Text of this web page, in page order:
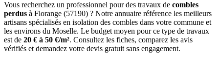
Vous recherchez un professionnel pour des travaux de combles
perdus à Florange (57190) ? Notre annuaire référence les meilleurs
artisans spécialisés en isolation des combles dans votre commune et
les environs du Moselle. Le budget moyen pour ce type de travaux
est de 20 € à 50 €/m². Consultez les fiches, comparez les avis
vérifiés et demandez votre devis gratuit sans engagement.